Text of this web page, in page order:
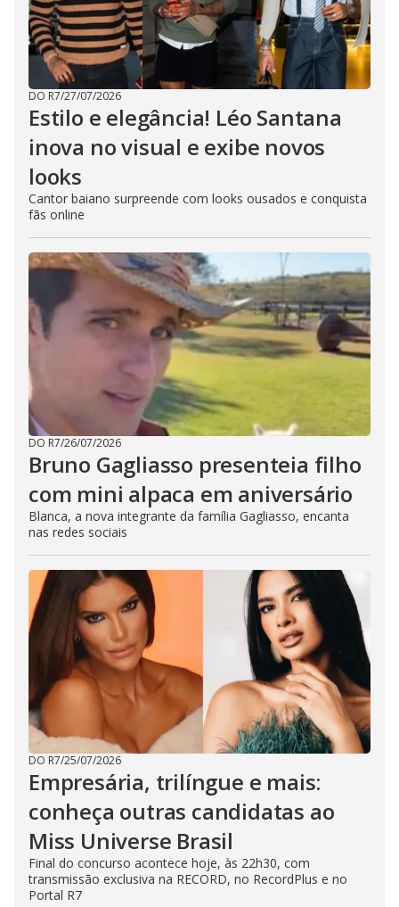
DO R7/27/07/2026
Estilo e elegância! Léo Santana
inova no visual e exibe novos
looks
Cantor baiano surpreende com looks ousados e conquista
fãs online
DO R7/26/07/2026
Bruno Gagliasso presenteia filho
com mini alpaca em aniversário
Blanca, a nova integrante da família Gagliasso, encanta
nas redes sociais
DO R7/25/07/2026
Empresária, trilíngue e mais:
conheça outras candidatas ao
Miss Universe Brasil
Final do concurso acontece hoje, às 22h30, com
transmissão exclusiva na RECORD, no RecordPlus e no
Portal R7